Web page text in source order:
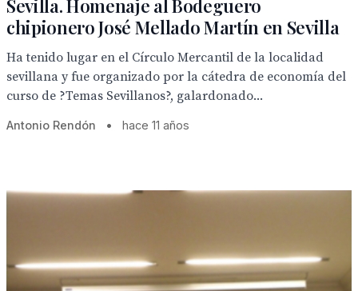
Sevilla. Homenaje al Bodeguero
chipionero José Mellado Martín en Sevilla
Ha tenido lugar en el Círculo Mercantil de la localidad
sevillana y fue organizado por la cátedra de economía del
curso de ?Temas Sevillanos?, galardonado...
Antonio Rendón • hace 11 años